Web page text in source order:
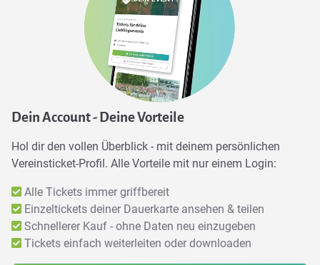
Dein Account - Deine Vorteile
Hol dir den vollen Überblick - mit deinem persönlichen
Vereinsticket-Profil. Alle Vorteile mit nur einem Login:
Alle Tickets immer griffbereit
Einzeltickets deiner Dauerkarte ansehen & teilen
Schnellerer Kauf - ohne Daten neu einzugeben
Tickets einfach weiterleiten oder downloaden